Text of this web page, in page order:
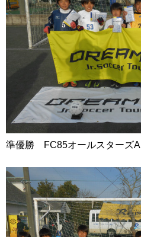
準優勝 FC85オールスターズA